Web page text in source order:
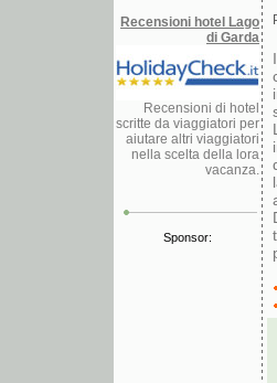
Recensioni hotel Lago
di Garda
Recensioni di hotel
scritte da viaggiatori per
aiutare altri viaggiatori
nella scelta della lora
vacanza.
Sponsor: